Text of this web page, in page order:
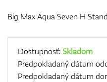
Big Max Aqua Seven H
Dostupnosť:Skladom
Predpokladaný dátum
Predpokladaný dátum